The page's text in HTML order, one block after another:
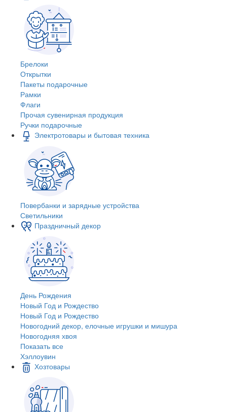
Брелоки
Открытки
Пакеты подарочные
Рамки
Флаги
Прочая сувенирная продукция
Ручки подарочные
Электротовары и бытовая техника
Повербанки и зарядные устройства
Светильники
Праздничный декор
День Рождения
Новый Год и Рождество
Новый Год и Рождество
Новогодний декор, елочные игрушки и мишура
Новогодняя хвоя
Показать все
Хэллоувин
Хозтовары